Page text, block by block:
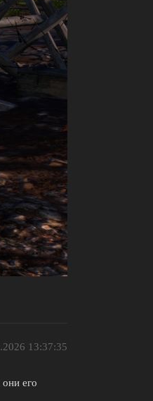
13:37:35
его